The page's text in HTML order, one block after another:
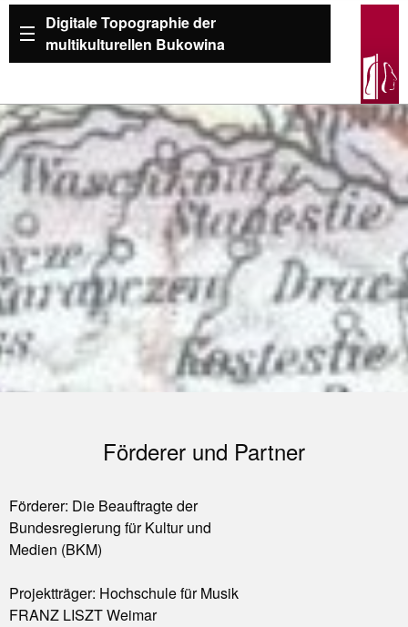
Digitale Topographie der
multikulturellen Bukowina
Förderer und Partner
Förderer: Die Beauftragte der
Bundesregierung für Kultur und
Medien (BKM)
Projektträger: Hochschule für Musik
FRANZ LISZT Weimar